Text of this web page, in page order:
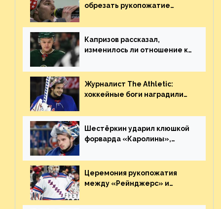
обрезать рукопожатие
Плохая работа, ESPN
Капризов рассказал,
изменилось ли отношение к
Украине
Журналист The Athletic:
хоккейные боги наградили
великолепную игру
Шестёркин ударил клюшкой
форварда «Каролины»,
пятаке. Видео
Церемония рукопожатия
между «Рейнджерс» и
матча плей-офф. Видео